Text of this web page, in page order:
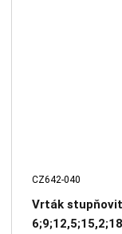
CZ642-040
Vrták